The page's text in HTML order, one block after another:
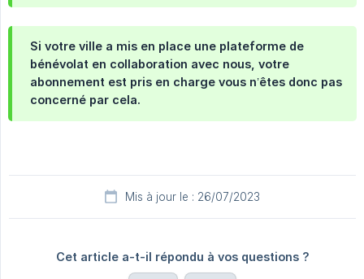
Si votre ville a mis en place une plateforme de
bénévolat en collaboration avec nous, votre
abonnement est pris en charge vous n’êtes donc pas
concerné par cela.
Mis à jour le : 26/07/2023
Cet article a-t-il répondu à vos questions ?